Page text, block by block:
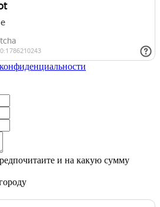
и на какую сумму